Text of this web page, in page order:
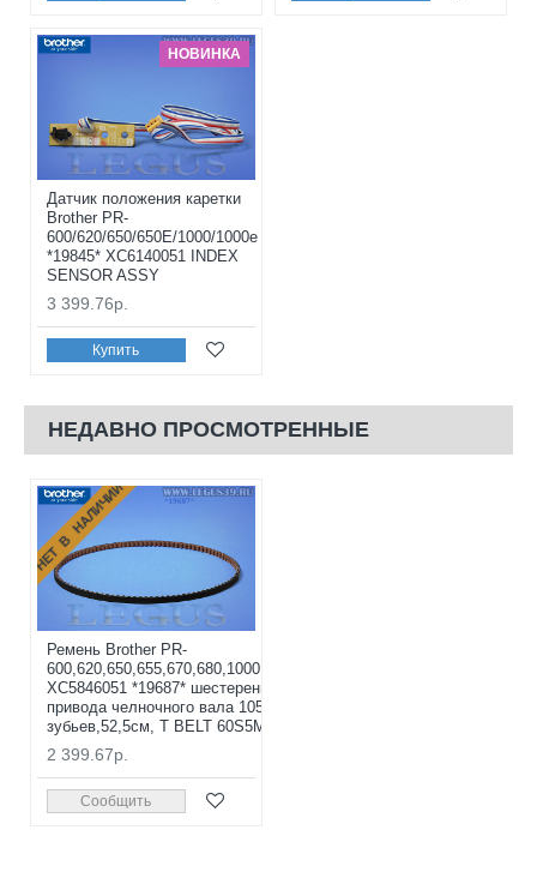
НОВИНКА
Датчик положения каретки
Brother PR-
600/620/650/650E/1000/1000e
*19845* XC6140051 INDEX
SENSOR ASSY
3 399.76р.
Купить
НЕДАВНО ПРОСМОТРЕННЫЕ
НЕТ В НАЛИЧИИ
Ремень Brother PR-
600,620,650,655,670,680,1000,1050,1055
XC5846051 *19687* шестерени вала
привода челночного вала 105
зубьев,52,5см, T BELT 60S5M525 (8г)
2 399.67р.
Сообщить